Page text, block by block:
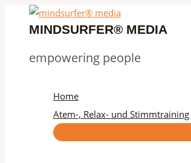
MINDSURFER® MEDIA
empowering people
Home
Atem-, Relax- und Stimmtraining
Couple's
Guidance